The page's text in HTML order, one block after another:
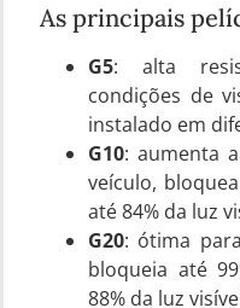
As principais
G5: alta
condições de
instalado em
G10: aumenta
veículo,
até 84% da luz
G20: ótima
bloqueia até
88% da luz